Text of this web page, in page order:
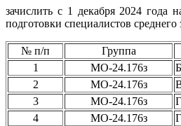
зачислить с 1 декабря 2024 года
подготовки специалистов
№ п/п Группа
1
МО-24.176з
2
МО-24.176з
3
МО-24.176з
4
МО-24.176з